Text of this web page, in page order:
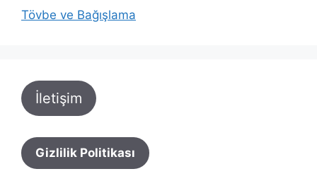
Tövbe ve Bağışlama
İletişim
Gizlilik Politikası